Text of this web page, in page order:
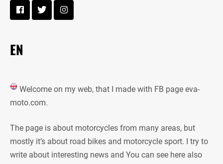
EN
Welcome on my web, that I made with FB page eva-
moto.com.
The page is about motorcycles from many areas, but
mostly it’s about road bikes and motorcycle sport. I try to
write about interesting news and You can see here also